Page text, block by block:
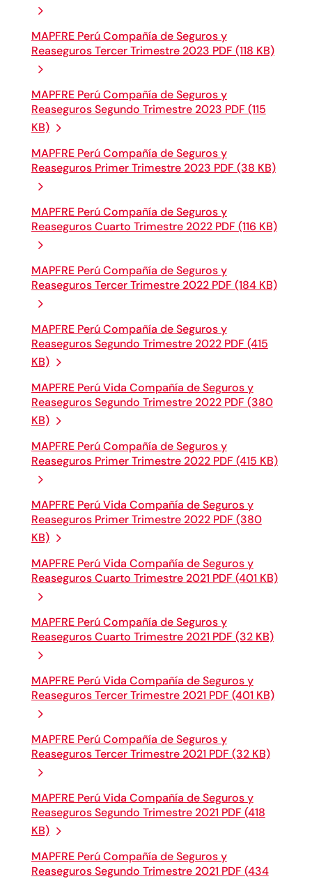
MAPFRE Perú Compañía de Seguros y
Reaseguros Tercer Trimestre 2023 PDF (118 KB)
MAPFRE Perú Compañía de Seguros y
Reaseguros Segundo Trimestre 2023 PDF (115
KB)
MAPFRE Perú Compañía de Seguros y
Reaseguros Primer Trimestre 2023 PDF (38 KB)
MAPFRE Perú Compañía de Seguros y
Reaseguros Cuarto Trimestre 2022 PDF (116 KB)
MAPFRE Perú Compañía de Seguros y
Reaseguros Tercer Trimestre 2022 PDF (184 KB)
MAPFRE Perú Compañía de Seguros y
Reaseguros Segundo Trimestre 2022 PDF (415
KB)
MAPFRE Perú Vida Compañía de Seguros y
Reaseguros Segundo Trimestre 2022 PDF (380
KB)
MAPFRE Perú Compañía de Seguros y
Reaseguros Primer Trimestre 2022 PDF (415 KB)
MAPFRE Perú Vida Compañía de Seguros y
Reaseguros Primer Trimestre 2022 PDF (380
KB)
MAPFRE Perú Vida Compañía de Seguros y
Reaseguros Cuarto Trimestre 2021 PDF (401 KB)
MAPFRE Perú Compañía de Seguros y
Reaseguros Cuarto Trimestre 2021 PDF (32 KB)
MAPFRE Perú Vida Compañía de Seguros y
Reaseguros Tercer Trimestre 2021 PDF (401 KB)
MAPFRE Perú Compañía de Seguros y
Reaseguros Tercer Trimestre 2021 PDF (32 KB)
MAPFRE Perú Vida Compañía de Seguros y
Reaseguros Segundo Trimestre 2021 PDF (418
KB)
MAPFRE Perú Compañía de Seguros y
Reaseguros Segundo Trimestre 2021 PDF (434